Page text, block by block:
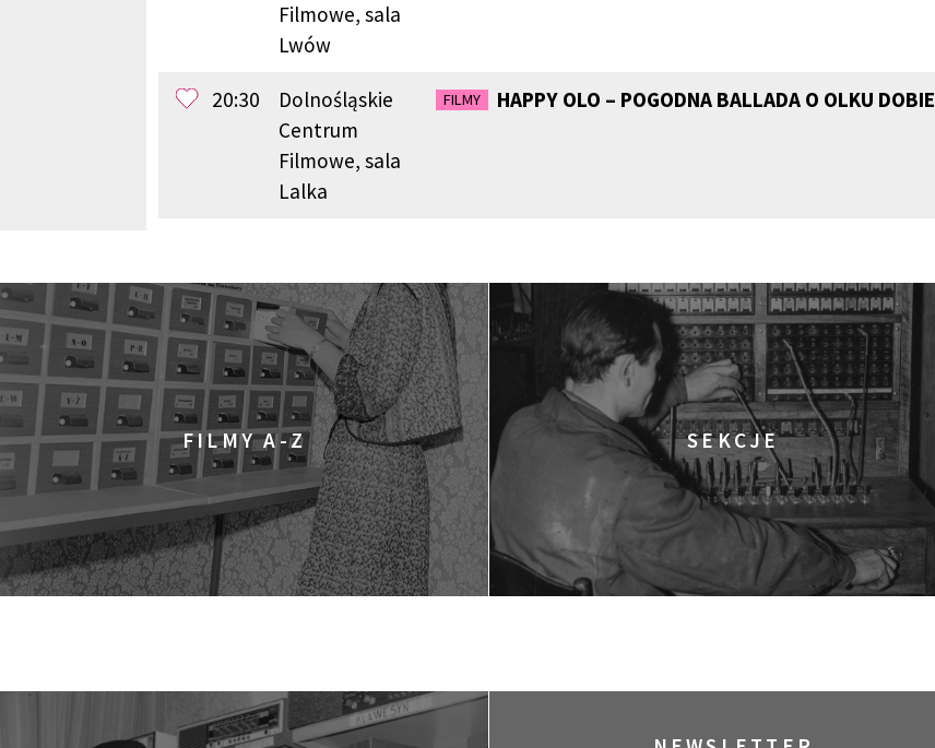
Filmowe, sala
Lwów
20:30
Dolnośląskie
Centrum
Filmowe, sala
Lalka
FILMY HAPPY OLO – POGODNA BALLADA O OLKU DOBIE
FILMY A-Z SEKCJE